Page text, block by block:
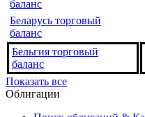
Бангладеш торговый
баланс
Барбадос торговый
баланс
Беларусь торговый
баланс
Бельгия торговый
баланс